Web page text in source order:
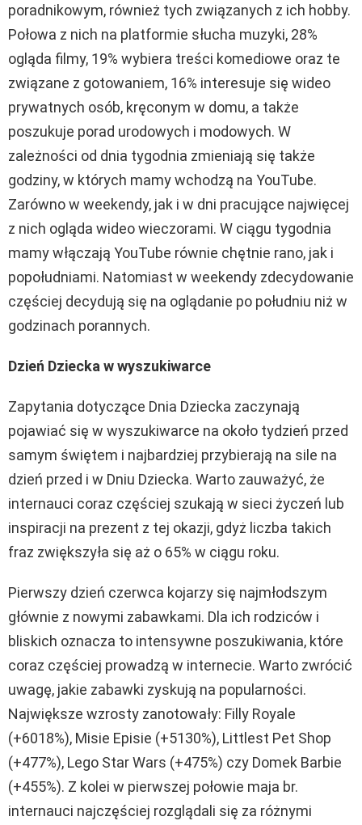
poradnikowym, również tych związanych z ich hobby.
Połowa z nich na platformie słucha muzyki, 28%
ogląda filmy, 19% wybiera treści komediowe oraz te
związane z gotowaniem, 16% interesuje się wideo
prywatnych osób, kręconym w domu, a także
poszukuje porad urodowych i modowych. W
zależności od dnia tygodnia zmieniają się także
godziny, w których mamy wchodzą na YouTube.
Zarówno w weekendy, jak i w dni pracujące najwięcej
z nich ogląda wideo wieczorami. W ciągu tygodnia
mamy włączają YouTube równie chętnie rano, jak i
popołudniami. Natomiast w weekendy zdecydowanie
częściej decydują się na oglądanie po południu niż w
godzinach porannych.
Dzień Dziecka w wyszukiwarce
Zapytania dotyczące Dnia Dziecka zaczynają
pojawiać się w wyszukiwarce na około tydzień przed
samym świętem i najbardziej przybierają na sile na
dzień przed i w Dniu Dziecka. Warto zauważyć, że
internauci coraz częściej szukają w sieci życzeń lub
inspiracji na prezent z tej okazji, gdyż liczba takich
fraz zwiększyła się aż o 65% w ciągu roku.
Pierwszy dzień czerwca kojarzy się najmłodszym
głównie z nowymi zabawkami. Dla ich rodziców i
bliskich oznacza to intensywne poszukiwania, które
coraz częściej prowadzą w internecie. Warto zwrócić
uwagę, jakie zabawki zyskują na popularności.
Największe wzrosty zanotowały: Filly Royale
(+6018%), Misie Episie (+5130%), Littlest Pet Shop
(+477%), Lego Star Wars (+475%) czy Domek Barbie
(+455%). Z kolei w pierwszej połowie maja br.
internauci najczęściej rozglądali się za różnymi